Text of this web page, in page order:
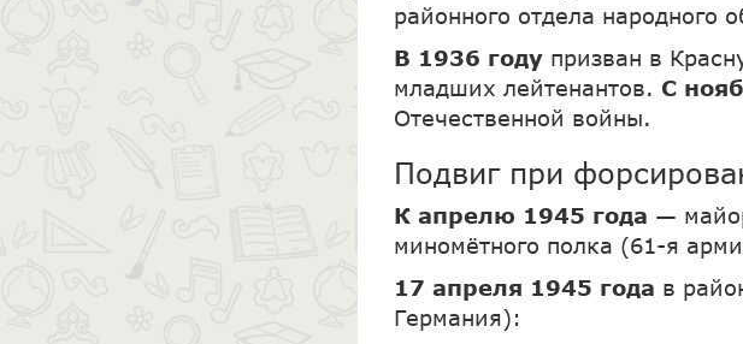
районного отдела народного
В 1936 году призван в
младших лейтенантов. С
Отечественной войны.
Подвиг при
К апрелю 1945 года —
миномётного полка (61-я
17 апреля 1945 года в
Германия):